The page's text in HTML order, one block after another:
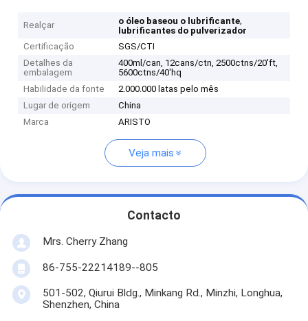
Realçar o óleo baseou o lubrificante,
lubrificantes do pulverizador
Certificação
SGS/CTI
Detalhes da
embalagem
400ml/can, 12cans/ctn, 2500ctns/20'ft,
5600ctns/40'hq
Habilidade da fonte
2.000.000 latas pelo mês
Lugar de origem
China
Marca
ARISTO
Veja mais
Contacto
Mrs. Cherry Zhang
86-755-22214189--805
501-502, Qiurui Bldg., Minkang Rd., Minzhi, Longhua,
Shenzhen, China